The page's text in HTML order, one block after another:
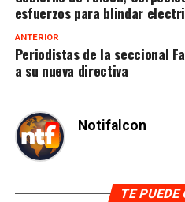
esfuerzos para blindar
ANTERIOR
Periodistas de la seccional
a su nueva directiva
Notifalcon
TE PUEDE